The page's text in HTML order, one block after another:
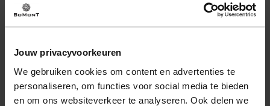
Jouw privacyvoorkeuren
We gebruiken cookies om content en advertenties te
personaliseren, om functies voor social media te bieden
en om ons websiteverkeer te analyseren. Ook delen we
Leveranciersnummer
Categorie
Parka's
Reset
Bezorging is altijd gratis, binnen 1-3 werkdagen
thuisgeleverd met DHL.